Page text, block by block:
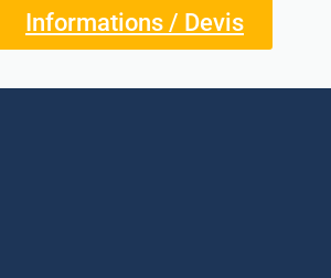
Informations / Devis